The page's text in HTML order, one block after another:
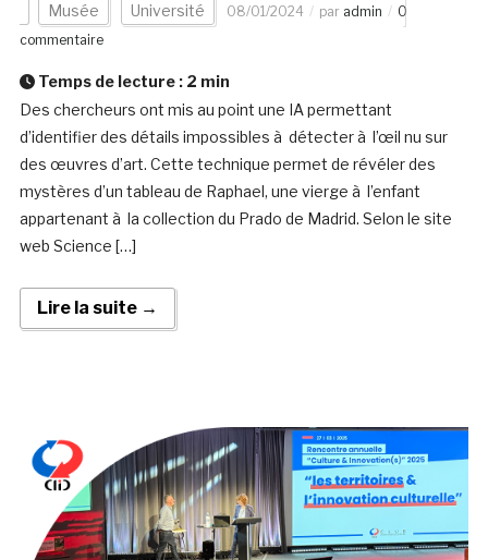
Musée Université 08/01/2024 par admin
0
commentaire
Temps de lecture : 2 min
Des chercheurs ont mis au point une IA permettant
d’identifier des détails impossibles à détecter à l’œil nu sur
des œuvres d’art. Cette technique permet de révéler des
mystères d’un tableau de Raphael, une vierge à l’enfant
appartenant à la collection du Prado de Madrid. Selon le site
web Science […]
Lire la suite →